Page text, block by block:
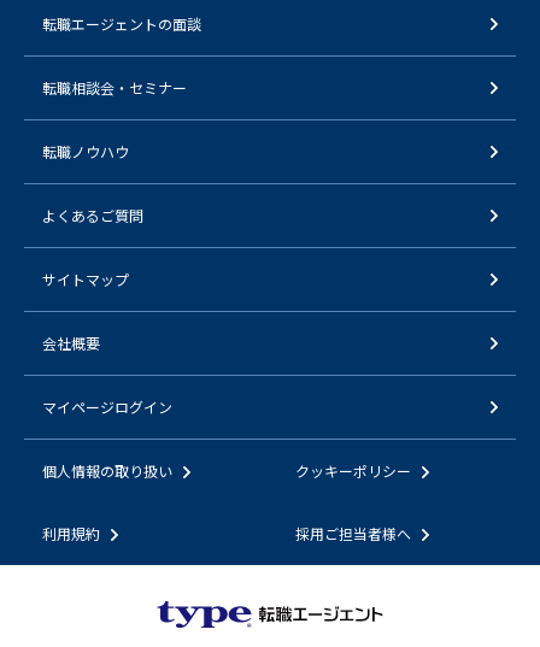
転職エージェントの面談
転職相談会・セミナー
転職ノウハウ
よくあるご質問
サイトマップ
会社概要
マイページログイン
個人情報の取り扱い クッキーポリシー
利用規約 採用ご担当者様へ